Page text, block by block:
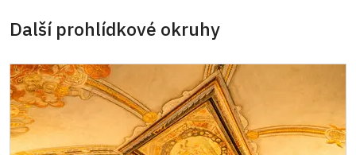
Další prohlídkové okruhy